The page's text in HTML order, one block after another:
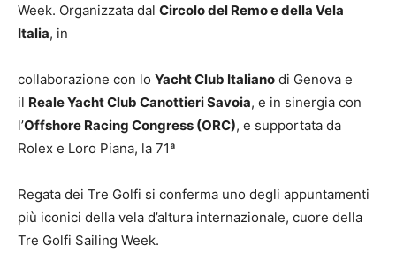
Week. Organizzata dal Circolo del Remo e della Vela
Italia, in
collaborazione con lo Yacht Club Italiano di Genova e
il Reale Yacht Club Canottieri Savoia, e in sinergia con
l’Offshore Racing Congress (ORC), e supportata da
Rolex e Loro Piana, la 71ª
Regata dei Tre Golfi si conferma uno degli appuntamenti
più iconici della vela d’altura internazionale, cuore della
Tre Golfi Sailing Week.